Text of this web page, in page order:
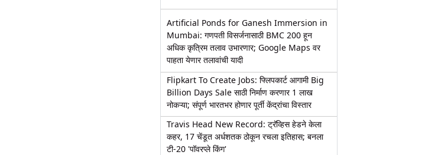
Artificial Ponds for Ganesh Immersion in
Mumbai: गणपती विसर्जनासाठी BMC 200 हून
अधिक कृत्रिम तलाव उभारणार; Google Maps वर
पाहता येणार तलावांची यादी
Flipkart To Create Jobs: फ्लिपकार्ट आगामी Big
Billion Days Sale साठी निर्माण करणार 1 लाख
नोकऱ्या; संपूर्ण भारतभर होणार पूर्ती केंद्रांचा विस्तार
Travis Head New Record: ट्रॅव्हिस हेडने केला
कहर, 17 चेंडूत अर्धशतक ठोकून रचला इतिहास; बनला
टी-20 'पॉवरप्ले किंग'